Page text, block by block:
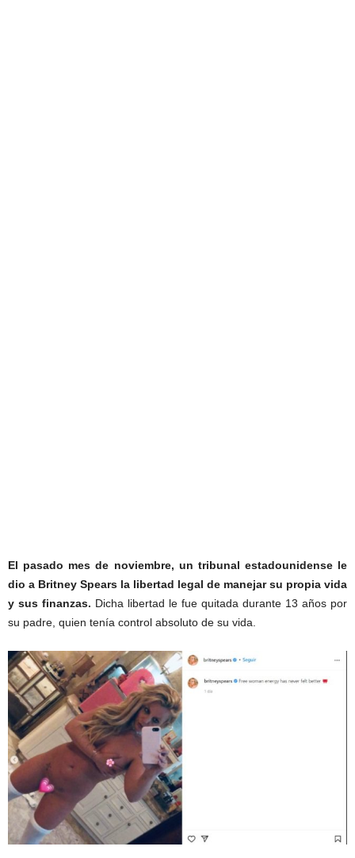
El pasado mes de noviembre, un tribunal estadounidense le
dio a Britney Spears la libertad legal de manejar su propia vida
y sus finanzas. Dicha libertad le fue quitada durante 13 años por
su padre, quien tenía control absoluto de su vida.